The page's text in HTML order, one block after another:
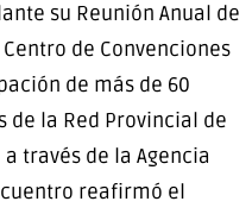
su Reunión Anual de
de Convenciones
de más de 60
la Red Provincial de
través de la Agencia
reafirmó el